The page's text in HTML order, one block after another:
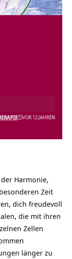
VOR 12 JAHREN
Harmonie,
Zeit
dich freudevoll
die mit ihren
Zellen
länger zu